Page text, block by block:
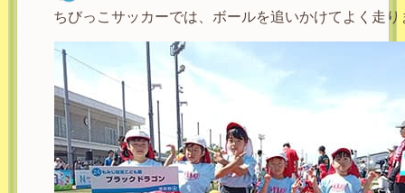
ちびっこサッカーでは、ボールを追いかけてよく走り